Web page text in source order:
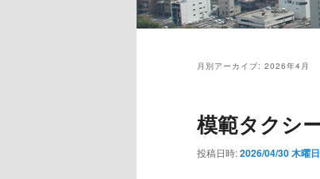
月別アーカイブ: 2026年4月
模範タクシ
投稿日時:2026/04/30 木曜日